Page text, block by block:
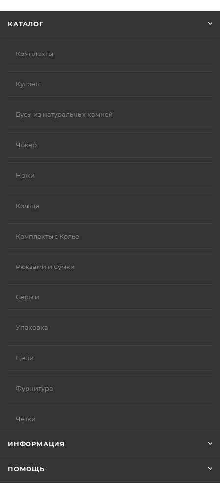
КАТАЛОГ
Комплекты
Кулоны
Бусы из натуральных камней
Чокер
Ножи
Кольца
Комплекты с Колье
Рюкзами и Сумки
Серьги
Упаковка
Цепи
Фурнитура
Чётки
ИНФОРМАЦИЯ
ПОМОЩЬ